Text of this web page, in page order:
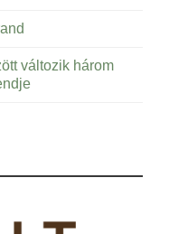
változik három